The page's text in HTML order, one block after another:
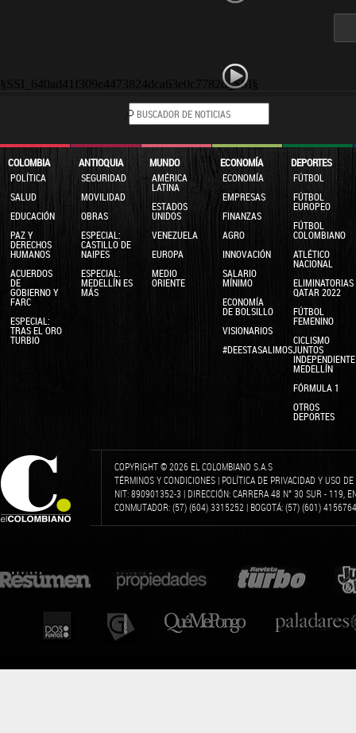
§SSI_640ad41f309e4473824dca63e0c7782d_SSI§
COLOMBIA
POLÍTICA
SALUD
EDUCACIÓN
PAZ Y
DERECHOS
HUMANOS
ACUERDOS
DE
GOBIERNO Y
FARC
ESPECIAL:
TRAS EL ORO
TURBIO
ANTIOQUIA
SEGURIDAD
MOVILIDAD
OBRAS
ESPECIAL:
CASTILLO DE
NAIPES
ESPECIAL:
MEDELLÍN ES
MÁS
MUNDO
AMÉRICA
LATINA
ESTADOS
UNIDOS
VENEZUELA
EUROPA
MEDIO
ORIENTE
ECONOMÍA
ECONOMÍA
EMPRESAS
FINANZAS
AGRO
INNOVACIÓN
SALARIO
MÍNIMO
ECONOMÍA
DE BOLSILLO
VISIONARIOS
#DEESTASALIMOSJUNTOS
DEPORTES
FÚTBOL
FÚTBOL
EUROPEO
FÚTBOL
COLOMBIANO
ATLÉTICO
NACIONAL
ELIMINATORIAS
QATAR 2022
FÚTBOL
FEMENINO
CICLISMO
INDEPENDIENTE
MEDELLÍN
FÓRMULA 1
OTROS
DEPORTES
COPYRIGHT © 2026 EL COLOMBIANO S.A.S
TÉRMINOS Y CONDICIONES | POLÍTICA DE PRIVACIDAD Y USO
NIT: 890901352-3 | DIRECCIÓN: CARRERA 48 N° 30 SUR - 119,
CONMUTADOR: (57) (604) 3315252 | BOGOTÁ: (57) (601)